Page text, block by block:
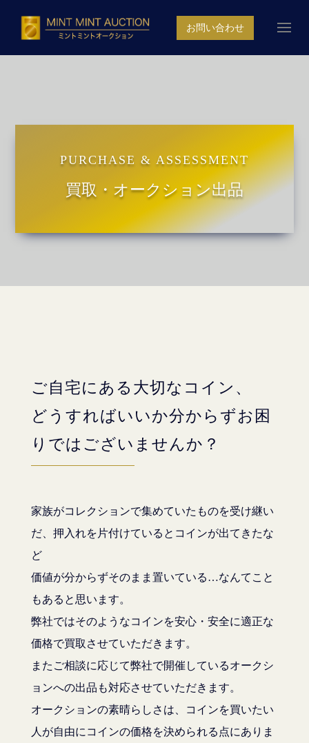
お問い合わせ
PURCHASE & ASSESSMENT
買取・オークション出品
ご自宅にある大切なコイン、
どうすればいいか分からずお困
りではございませんか？
家族がコレクションで集めていたものを受け継い
だ、押入れを片付けているとコインが出てきたな
ど
価値が分からずそのまま置いている…なんてこと
もあると思います。
弊社ではそのようなコインを安心・安全に適正な
価格で買取させていただきます。
またご相談に応じて弊社で開催しているオークシ
ョンへの出品も対応させていただきます。
オークションの素晴らしさは、コインを買いたい
人が自由にコインの価格を決められる点にありま